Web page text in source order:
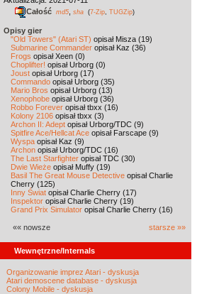
Całość md5 sha (7-Zip TUGZip)
Opisy gier
"Old Towers" (Atari ST) opisał Misza (19)
Submarine Commander opisał Kaz (36)
Frogs opisał Xeen (0)
Choplifter! opisał Urborg (0)
Joust opisał Urborg (17)
Commando opisał Urborg (35)
Mario Bros opisał Urborg (13)
Xenophobe opisał Urborg (36)
Robbo Forever opisał tbxx (16)
Kolony 2106 opisał tbxx (3)
Archon II: Adept opisał Urborg/TDC (9)
Spitfire Ace/Hellcat Ace opisał Farscape (9)
Wyspa opisał Kaz (9)
Archon opisał Urborg/TDC (16)
The Last Starfighter opisał TDC (30)
Dwie Wieże opisał Muffy (19)
Basil The Great Mouse Detective opisał Charlie
Cherry (125)
Inny Świat opisał Charlie Cherry (17)
Inspektor opisał Charlie Cherry (19)
Grand Prix Simulator opisał Charlie Cherry (16)
«« nowsze starsze »»
Wewnętrzne/Internals
Organizowanie imprez Atari - dyskusja
Atari demoscene database - dyskusja
Colony Mobile - dyskusja